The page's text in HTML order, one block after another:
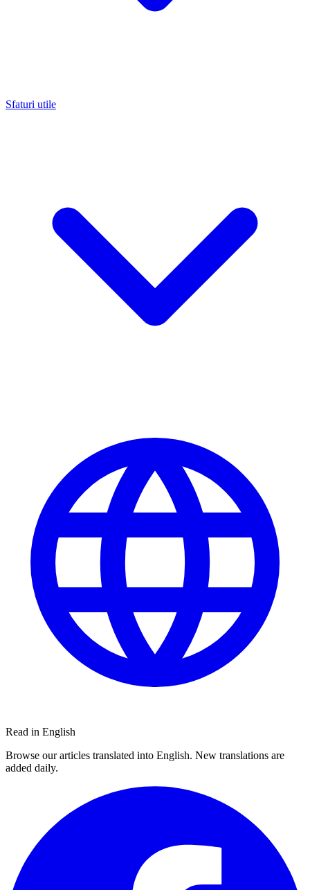
Sfaturi utile
Read in English
Browse our articles translated into English. New translations are
added daily.